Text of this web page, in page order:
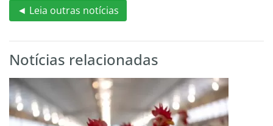
◄ Leia outras notícias
Notícias relacionadas